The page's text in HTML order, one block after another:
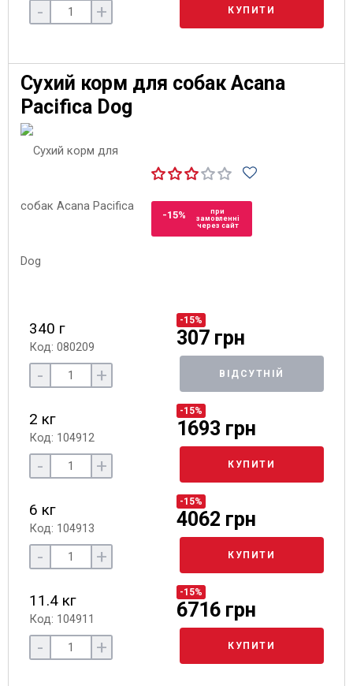
- + КУПИТИ
Сухий корм для собак Acana
Pacifica Dog
-15%
при
замовленні
через сайт
340 г
Код: 080209
-15%
307 грн
- + ВІДСУТНІЙ
2 кг
Код: 104912
-15%
1693 грн
- + КУПИТИ
6 кг
Код: 104913
-15%
4062 грн
- + КУПИТИ
11.4 кг
Код: 104911
-15%
6716 грн
- + КУПИТИ